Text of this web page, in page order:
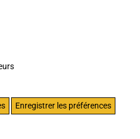
Enregistrer les préférences